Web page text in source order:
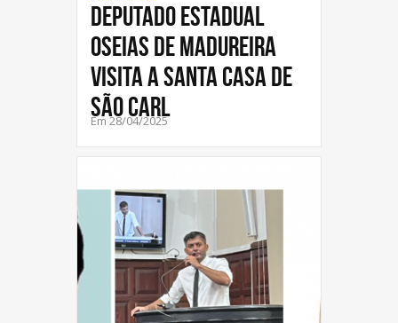
Deputado Estadual
Oseias de Madureira
visita a Santa Casa de
São Carl
Em 28/04/2025